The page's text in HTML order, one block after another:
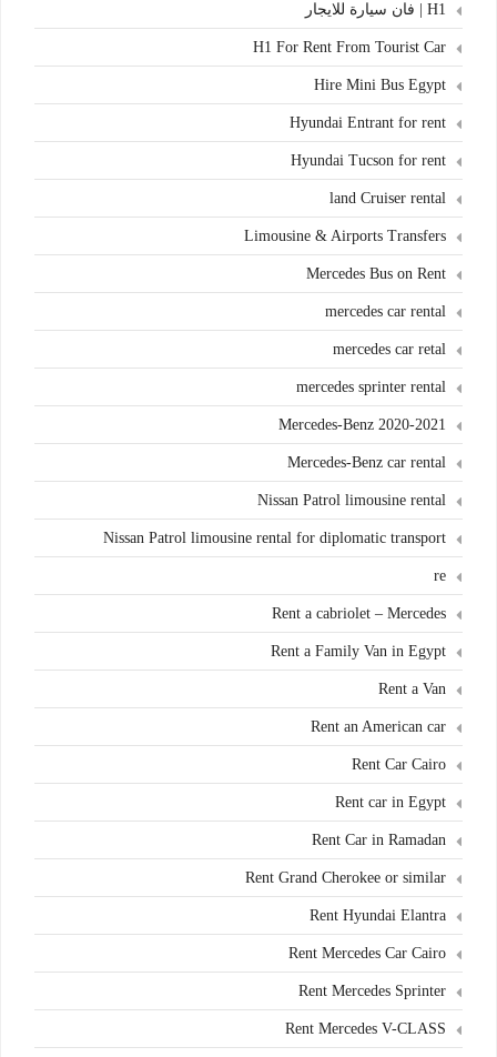
H1 | فان سيارة للايجار
H1 For Rent From Tourist Car
Hire Mini Bus Egypt
Hyundai Entrant for rent
Hyundai Tucson for rent
land Cruiser rental
Limousine & Airports Transfers
Mercedes Bus on Rent
mercedes car rental
mercedes car retal
mercedes sprinter rental
Mercedes-Benz 2020-2021
Mercedes-Benz car rental
Nissan Patrol limousine rental
Nissan Patrol limousine rental for diplomatic transport
re
Rent a cabriolet – Mercedes
Rent a Family Van in Egypt
Rent a Van
Rent an American car
Rent Car Cairo
Rent car in Egypt
Rent Car in Ramadan
Rent Grand Cherokee or similar
Rent Hyundai Elantra
Rent Mercedes Car Cairo
Rent Mercedes Sprinter
Rent Mercedes V-CLASS